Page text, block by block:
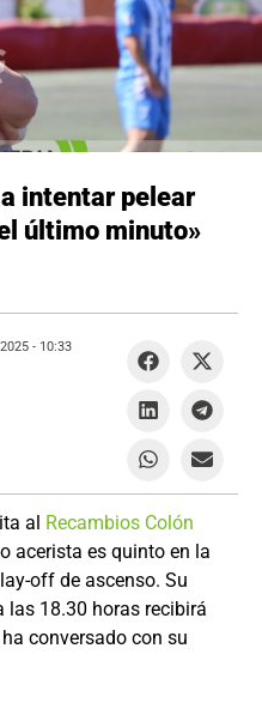
intentar pelear
último minuto»
al Recambios Colón
acerista es quinto en la
off de ascenso. Su
las 18.30 horas recibirá
ha conversado con su
- 10:33